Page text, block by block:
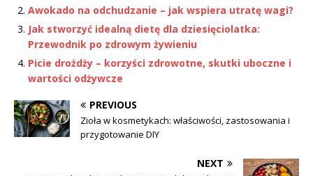
Awokado na odchudzanie – jak wspiera utratę wagi?
Jak stworzyć idealną dietę dla dziesięciolatka:
Przewodnik po zdrowym żywieniu
Picie drożdży – korzyści zdrowotne, skutki uboczne i
wartości odżywcze
PREVIOUS
Zioła w kosmetykach: właściwości, zastosowania i
przygotowanie DIY
NEXT